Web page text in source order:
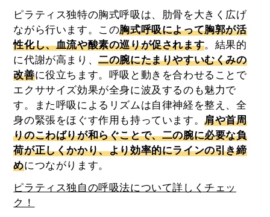
ピラティス独特の胸式呼吸は、肋骨を大きく広げ
ながら行います。この胸式呼吸によって胸郭が活
性化し、血流や酸素の巡りが促されます。結果的
に代謝が高まり、二の腕にたまりやすいむくみの
改善に役立ちます。呼吸と動きを合わせることで
エクササイズ効果が全身に波及するのも魅力で
す。また呼吸によるリズムは自律神経を整え、全
身の緊張をほぐす作用も持っています。肩や首周
りのこわばりが和らぐことで、二の腕に必要な負
荷が正しくかかり、より効率的にラインの引き締
めにつながります。
ピラティス独自の呼吸法について詳しくチェッ
ク！